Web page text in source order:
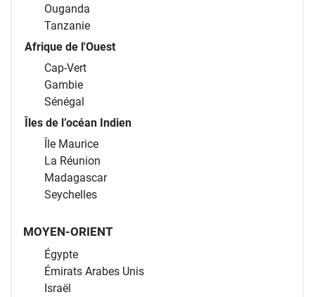
Ouganda
Tanzanie
Afrique de l'Ouest
Cap-Vert
Gambie
Sénégal
Îles de l’océan Indien
Île Maurice
La Réunion
Madagascar
Seychelles
MOYEN-ORIENT
Égypte
Émirats Arabes Unis
Israël